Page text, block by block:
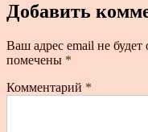
Добавить
Ваш адрес email не будет
помечены *
Комментарий *